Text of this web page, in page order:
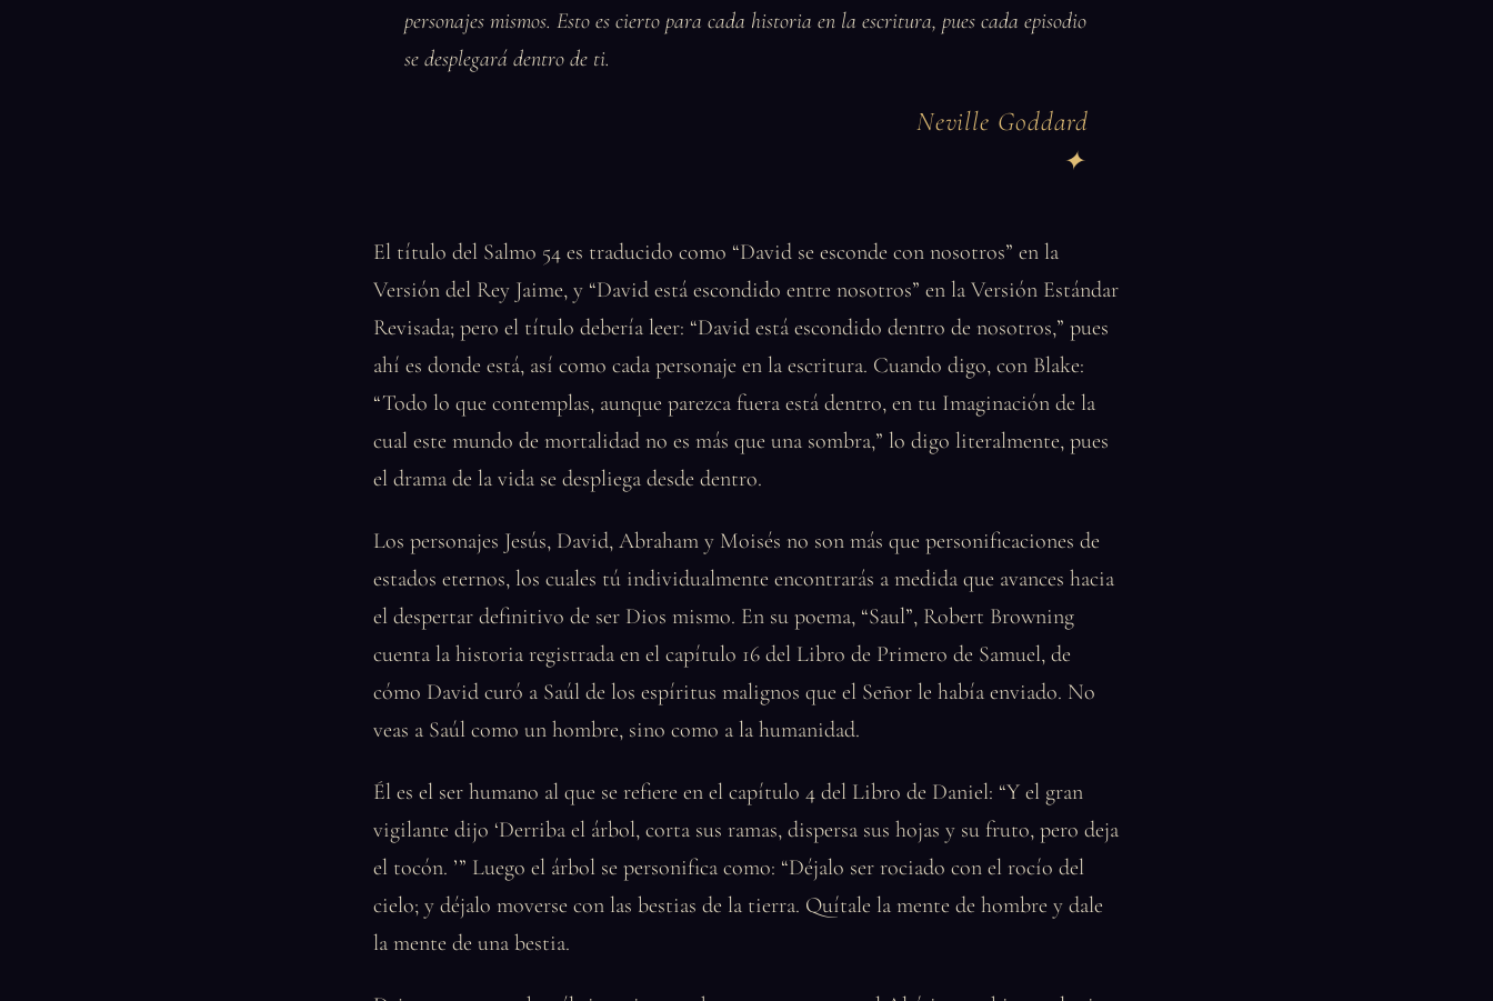
personajes mismos. Esto es cierto para cada historia en la escritura, pues cada episodio
se desplegará dentro de ti.
Neville Goddard
El título del Salmo 54 es traducido como “David se esconde con nosotros” en la
Versión del Rey Jaime, y “David está escondido entre nosotros” en la Versión Estándar
Revisada; pero el título debería leer: “David está escondido dentro de nosotros,” pues
ahí es donde está, así como cada personaje en la escritura. Cuando digo, con Blake:
“Todo lo que contemplas, aunque parezca fuera está dentro, en tu Imaginación de la
cual este mundo de mortalidad no es más que una sombra,” lo digo literalmente, pues
el drama de la vida se despliega desde dentro.
Los personajes Jesús, David, Abraham y Moisés no son más que personificaciones de
estados eternos, los cuales tú individualmente encontrarás a medida que avances hacia
el despertar definitivo de ser Dios mismo. En su poema, “Saul”, Robert Browning
cuenta la historia registrada en el capítulo 16 del Libro de Primero de Samuel, de
cómo David curó a Saúl de los espíritus malignos que el Señor le había enviado. No
veas a Saúl como un hombre, sino como a la humanidad.
Él es el ser humano al que se refiere en el capítulo 4 del Libro de Daniel: “Y el gran
vigilante dijo ‘Derriba el árbol, corta sus ramas, dispersa sus hojas y su fruto, pero deja
el tocón. ’” Luego el árbol se personifica como: “Déjalo ser rociado con el rocío del
cielo; y déjalo moverse con las bestias de la tierra. Quítale la mente de hombre y dale
la mente de una bestia.